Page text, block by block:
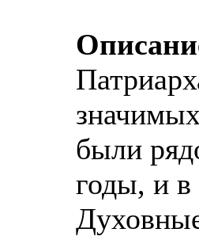
были
годы, и в